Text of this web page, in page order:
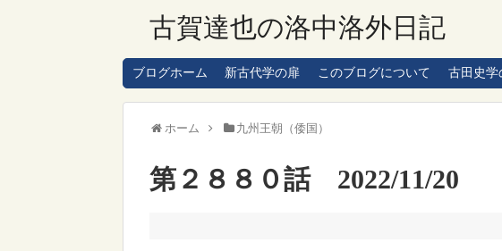
古賀達也の洛中洛外日記
ブログホーム 新古代学の扉 このブログについて 古田史学
ホーム 九州王朝（倭国）
第２８８０話 2022/11/20